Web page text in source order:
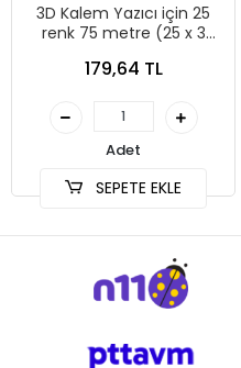
3D Kalem Yazıcı için 25
renk 75 metre (25 x 3
179,64 TL
Adet
SEPETE EKLE